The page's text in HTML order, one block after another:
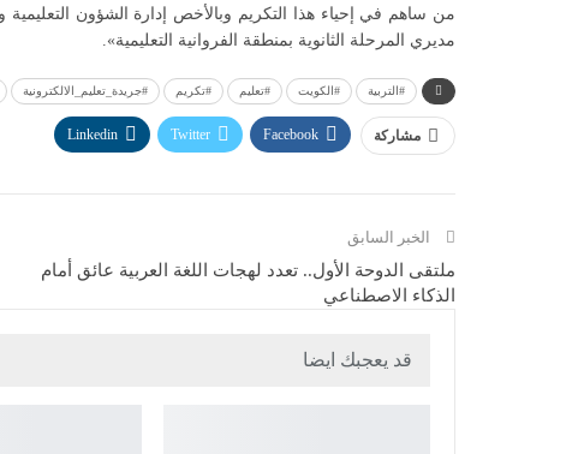
من ساهم في إحياء هذا التكريم وبالأخص إدارة الشؤون
مديري المرحلة الثانوية بمنطقة الفروانية التعليمية».
#التربية #الكويت #تعليم #تكريم #جريدة_تعليم_الالكترونية
مشاركة Facebook
Twitter
Linkedin
الخبر السابق
ملتقى الدوحة الأول.. تعدد لهجات اللغة العربية عائق أمام
الذكاء الاصطناعي
قد يعجبك ايضا